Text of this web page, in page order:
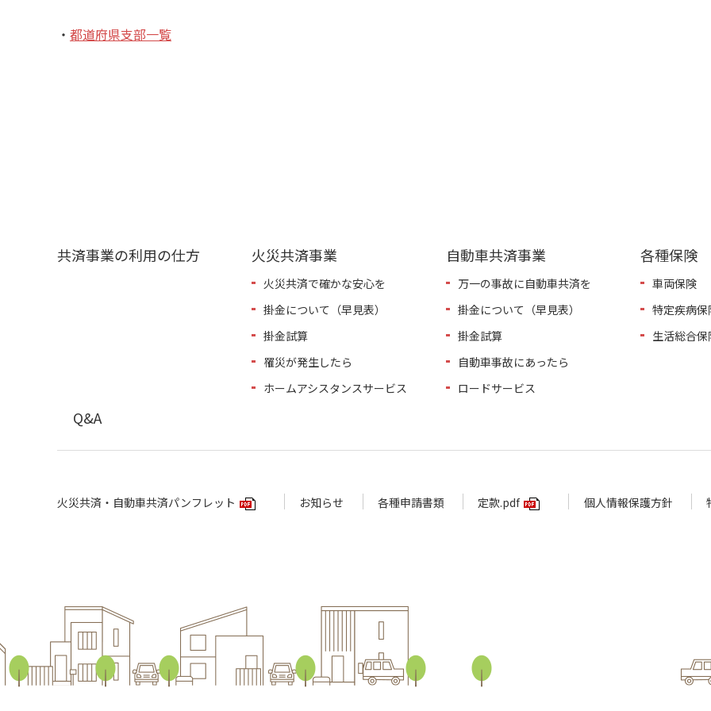
・ 都道府県支部一覧
共済事業の利用の仕方 火災共済事業
火災共済で確かな安心を
掛金について（早見表）
掛金試算
罹災が発生したら
ホームアシスタンスサービス
自動車共済事業
万一の事故に自動車共済を
掛金について（早見表）
掛金試算
自動車事故にあったら
ロードサービス
各種保険
車両保険
特定疾病
生活総合保
Q&A
火災共済・自動車共済パンフレット お知らせ 各種申請書類 定款.pdf 個人情報保護方針